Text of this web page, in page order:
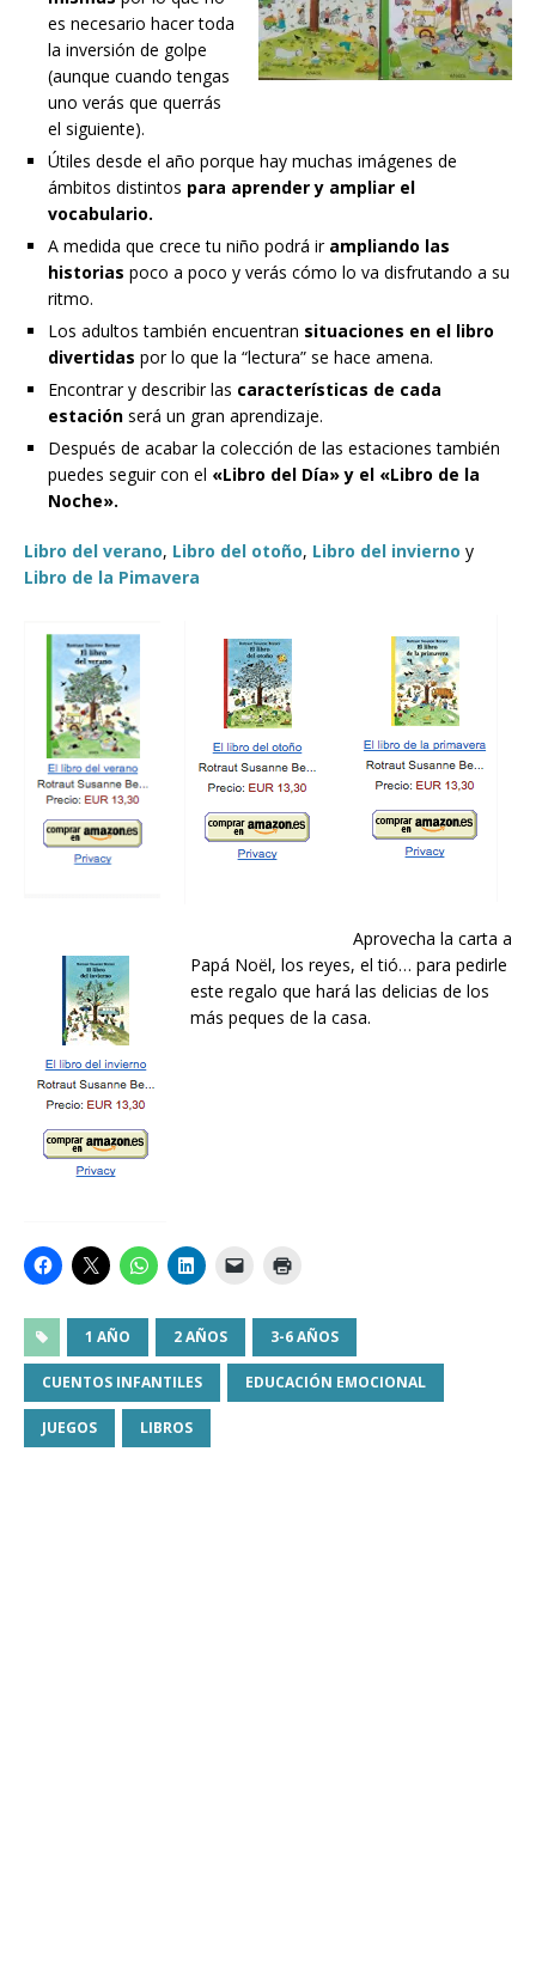
es necesario hacer toda
la inversión de golpe
(aunque cuando tengas
uno verás que querrás
el siguiente).
Útiles desde el año porque hay muchas imágenes de
ámbitos distintos para aprender y ampliar el
vocabulario.
A medida que crece tu niño podrá ir ampliando las
historias poco a poco y verás cómo lo va disfrutando a su
ritmo.
Los adultos también encuentran situaciones en el libro
divertidas por lo que la “lectura” se hace amena.
Encontrar y describir las características de cada
estación será un gran aprendizaje.
Después de acabar la colección de las estaciones también
puedes seguir con el «Libro del Día» y el «Libro de la
Noche».
Libro del verano, Libro del otoño, Libro del invierno y
Libro de la Pimavera
Aprovecha la carta a
Papá Noël, los reyes, el tió… para pedirle
este regalo que hará las delicias de los
más peques de la casa.
1 AÑO 2 AÑOS 3-6 AÑOS
CUENTOS INFANTILES EDUCACIÓN EMOCIONAL
JUEGOS LIBROS